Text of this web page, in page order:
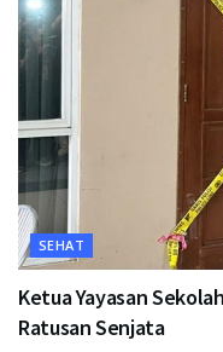
SEHAT
Ketua Yayasan
Ratusan Senjata